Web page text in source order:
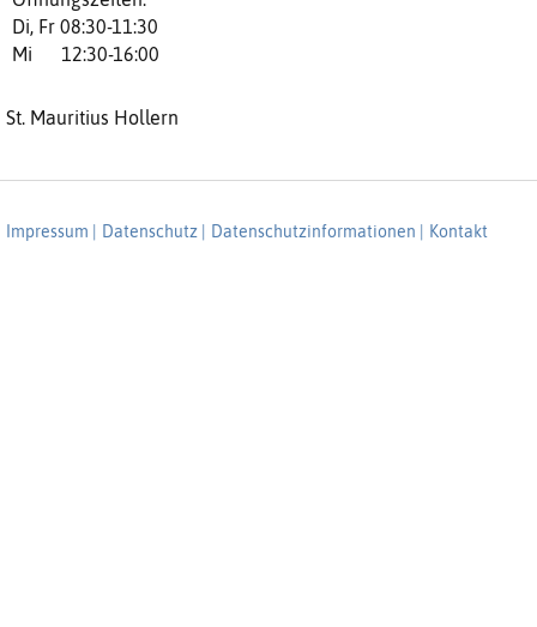
Di, Fr 08:30-11:30
Mi 12:30-16:00
St. Mauritius Hollern
Impressum | Datenschutz | Datenschutzinformationen | Kontakt